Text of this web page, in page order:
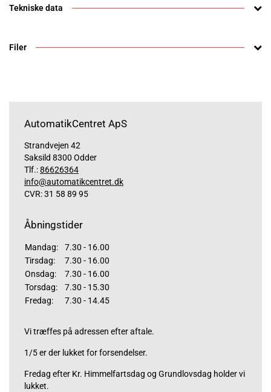
Tekniske data
Filer
AutomatikCentret ApS
Strandvejen 42
Saksild 8300 Odder
Tlf.:86626364
info@automatikcentret.dk
CVR: 31 58 89 95
Åbningstider
Mandag:
7.30 - 16.00
Tirsdag:
7.30 - 16.00
Onsdag:
7.30 - 16.00
Torsdag:
7.30 - 15.30
Fredag:
7.30 - 14.45
Vi træffes på adressen efter aftale.
1/5 er der lukket for forsendelser.
Fredag efter Kr. Himmelfartsdag og Grundlovsdag holder vi
lukket.